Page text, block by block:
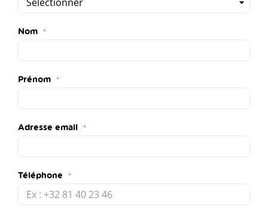
Nom
Prénom
Adresse email
Téléphone